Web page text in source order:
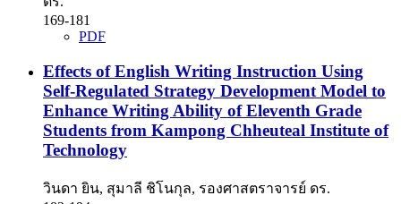
169-181
PDF
Effects of English Writing Instruction Using
Self-Regulated Strategy Development Model to
Enhance Writing Ability of Eleventh Grade
Students from Kampong Chheuteal Institute of
Technology
วินดา ยิน, สุมาลี ชิโนกุล, รองศาสตราจารย์ ดร.